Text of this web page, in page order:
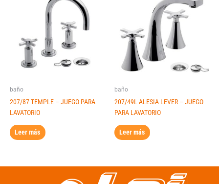
baño
207/87 TEMPLE – JUEGO PARA
LAVATORIO
Leer más
baño
207/49L ALESIA LEVER – JUEGO
PARA LAVATORIO
Leer más